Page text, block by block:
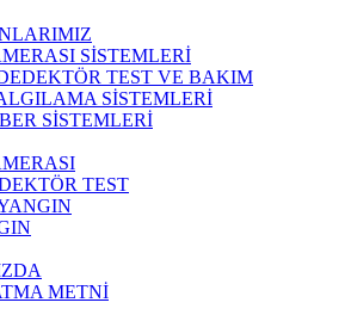
SİSTEMLERİ
TEST VE BAKIM
SİSTEMLERİ
SİSTEMLERİ
TEST
METNİ